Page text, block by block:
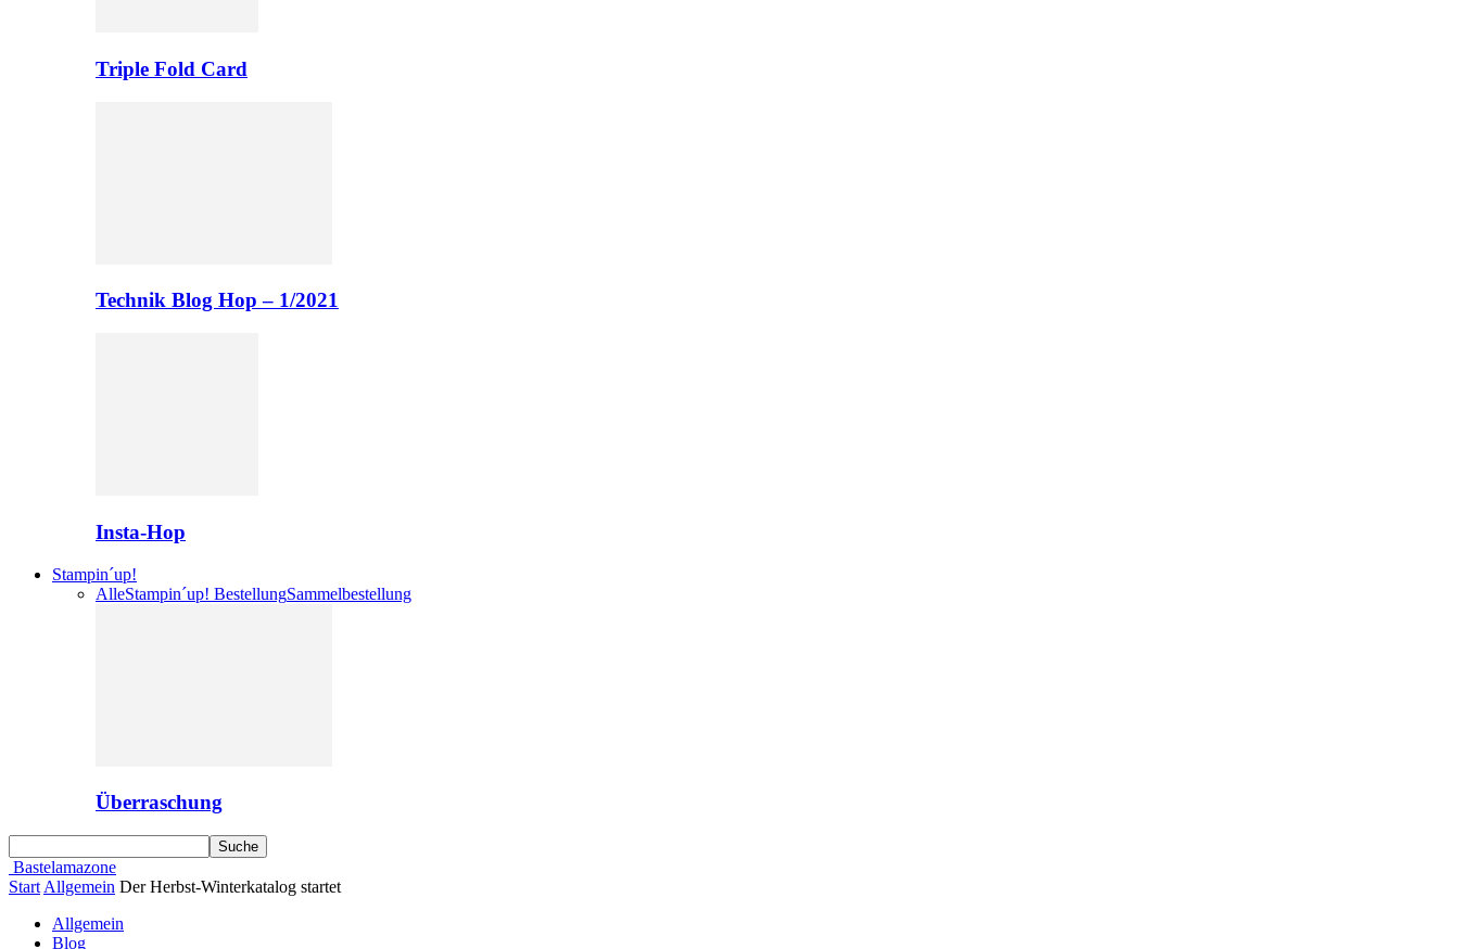
Triple Fold Card
Technik Blog Hop – 1/2021
Insta-Hop
Stampin´up!
AlleStampin´up! BestellungSammelbestellung
Überraschung
Bastelamazone
Start Allgemein Der Herbst-Winterkatalog startet
Allgemein
Blog